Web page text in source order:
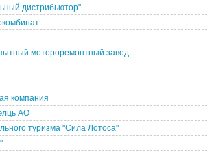
дистрибьютор"
мотороремонтный завод
компания
АО
туризма "Сила Лотоса"